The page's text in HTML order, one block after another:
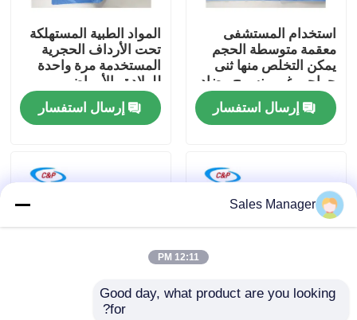
برنامج VR
حولنا
جولة في المصنع
اتصل بنا
استخدام المستشفى
معقمة متوسطة الحجم
يمكن التخلص منها ثنى
جراحي غير منسوج مضاد
للسائل غطاء جراحي
إرسال استفسار
المواد الطبية المستهلكة
تحت الأرداف الحجرية
المستخدمة مرة واحدة
للولادة والأمراض
النسائية
إرسال استفسار
مُورّد غطاء الشاشة
Sales Manager
12:11 PM
Good day, what product are you looking
for?